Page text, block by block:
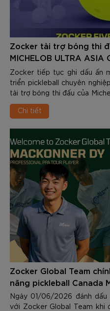
Zocker tài trợ bóng thi
MICHELOB ULTRA ASIA
TOURNAMENT 2026
Zocker tiếp tục ghi dấu ấn
triển pickleball chuyên
tài trợ bóng thi đấu của
Tournament 2026 – một
mô lớn và được mong chờ
Chi tiết
Zocker Global Team
năng pickleball Canada
Ngày 01/06/2026 đánh
với Zocker Global Team